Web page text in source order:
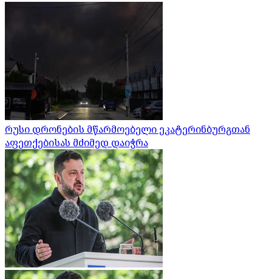
რუსი დრონების მწარმოებელი ეკატერინბურგთან
აფეთქებისას მძიმედ დაიჭრა